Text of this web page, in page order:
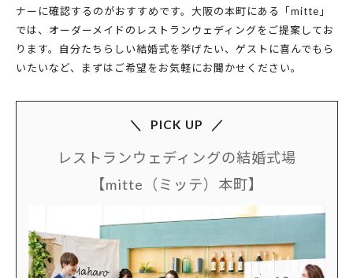
ナーに確認するのがおすすめです。大阪の本町にある「mitte」
では、オーダーメイドのレストランウェディングをご提案してお
ります。自分たちらしい結婚式を挙げたい、ゲストに喜んでもら
いたいなど、まずはご希望をお気軽にお聞かせください。
PICK UP
レストランウェディングの結婚式場
【mitte（ミッテ）本町】